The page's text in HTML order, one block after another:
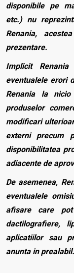
disponibile pe
etc.) nu
Renania,
prezentare.
Implicit
eventualele erori
Renania la
produselor
modificari
externi precum
disponibilitatea
adiacente de
De asemenea,
eventualele
afisare care
dactilografiere,
aplicatiilor sau
anunta in prealabil.